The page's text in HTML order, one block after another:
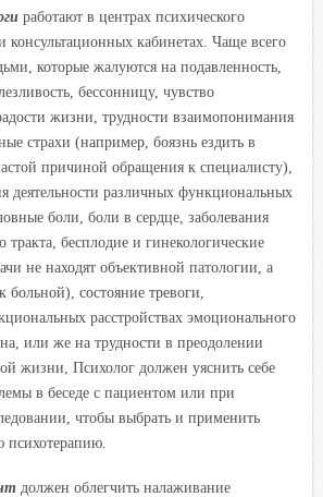
работают в центрах психического
консультационных кабинетах. Чаще всего
которые жалуются на подавленность,
бессонницу, чувство
жизни, трудности взаимопонимания
страхи (например, боязнь ездить в
причиной обращения к специалисту),
деятельности различных функциональных
боли, боли в сердце, заболевания
бесплодие и гинекологические
не находят объективной патологии, а
больной), состояние тревоги,
расстройствах эмоционального
или же на трудности в преодолении
жизни, Психолог должен уяснить себе
в беседе с пациентом или при
чтобы выбрать и применить
психотерапию.
должен облегчить налаживание